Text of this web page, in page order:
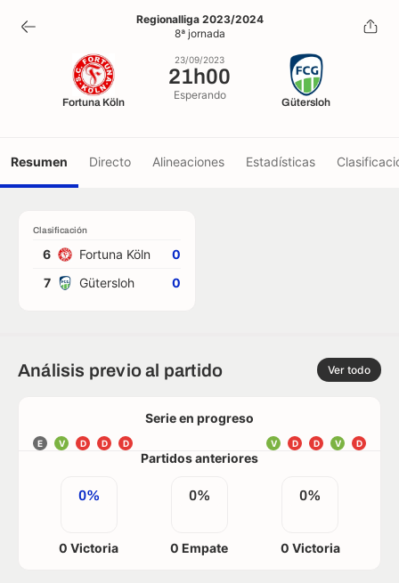
21h00
23/09/2023
Regionalliga 2023/2024
8ª jornada
Fortuna Köln
23/09/2023
21h00
Esperando
Gütersloh
Resumen Directo Alineaciones Estadísticas
Clasificación
6 Fortuna Köln
0
7
Gütersloh 0
Análisis previo al partido Ver todo
Serie en progreso
E V D D D D
V
D
D
V
Partidos anteriores
0%
0 Victoria
0%
0 Empate
0%
0 Victoria